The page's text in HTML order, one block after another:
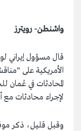
واشنطن- رويترز
قال مسؤول إيراني
الأمريكية على
المحادثات في عُمان
لإجراء محادثات مع
وقبل قليل، ذكر